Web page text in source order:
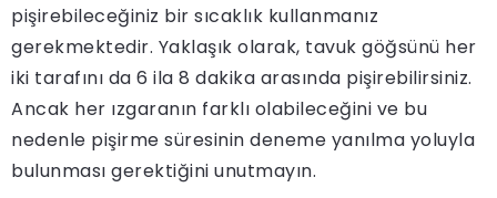
pişirebileceğiniz bir sıcaklık kullanmanız
gerekmektedir. Yaklaşık olarak, tavuk göğsünü her
iki tarafını da 6 ila 8 dakika arasında pişirebilirsiniz.
Ancak her ızgaranın farklı olabileceğini ve bu
nedenle pişirme süresinin deneme yanılma yoluyla
bulunması gerektiğini unutmayın.